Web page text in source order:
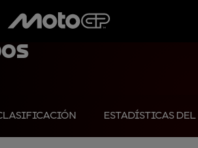
ESTADÍSTICAS